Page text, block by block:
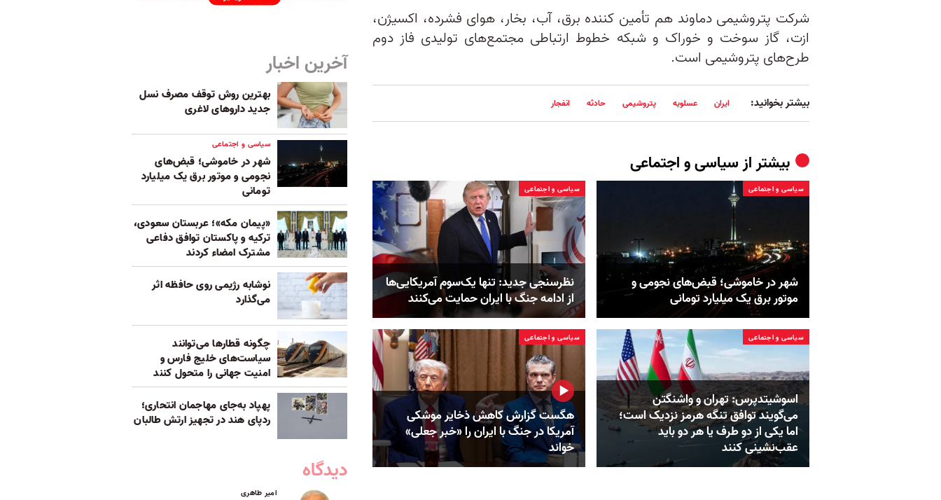
شرکت پتروشیمی دماوند هم تأمین کننده برق، آب، بخار، هوای فشرده، اکسیژن،
ازت، گاز سوخت و خوراک و شبکه خطوط ارتباطی مجتمع‌های تولیدی فاز دوم
طرح‌های پتروشیمی است.
بیشتر بخوانید: ایران عسلویه پتروشیمی حادثه انفجار
بیشتر ازسیاسی و اجتماعی
سیاسی و اجتماعی
شهر در خاموشی؛ قبض‌های نجومی و
موتور برق یک میلیارد تومانی
سیاسی و اجتماعی
نظرسنجی جدید: تنها یک‌سوم آمریکایی‌ها
از ادامه جنگ با ایران حمایت می‌کنند
سیاسی و اجتماعی
اسوشیتدپرس: تهران و واشنگتن
می‌گویند توافق تنگه هرمز نزدیک است؛
اما یکی از دو طرف یا هر دو باید
عقب‌نشینی کنند
سیاسی و اجتماعی
هگست گزارش کاهش ذخایر موشکی
آمریکا در جنگ با ایران را «خبر جعلی»
خواند
آخرین اخبار
بهترین روش توقف مصرف نسل
جدید داروهای لاغری
سیاسی و اجتماعی
شهر در خاموشی؛ قبض‌های
نجومی و موتور برق یک میلیارد
تومانی
«پیمان مکه»؛ عربستان سعودی،
ترکیه و پاکستان توافق دفاعی
مشترک امضاء کردند
نوشابه رژیمی روی حافظه اثر
می‌گذارد
چگونه قطارها می‌توانند
سیاست‌های خلیج فارس و
امنیت جهانی را متحول کنند
پهپاد به‌جای مهاجمان انتحاری؛
ردپای هند در تجهیز ارتش طالبان
دیدگاه
امیر طاهری